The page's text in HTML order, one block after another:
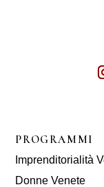
PROGRAMMI
Imprenditorialità
Donne Venete